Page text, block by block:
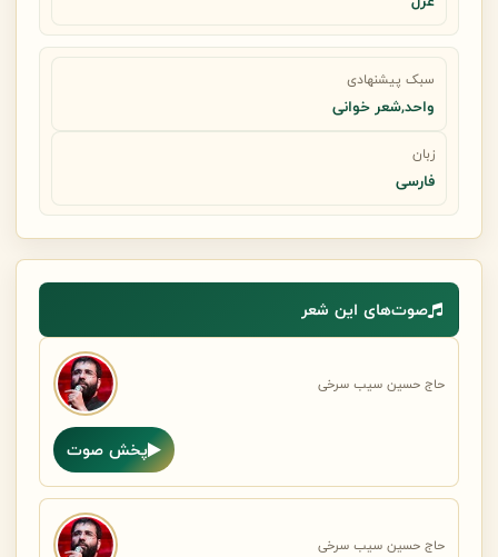
سبک پیشنهادی
واحد,شعر خوانی
زبان
فارسی
صوت‌های این شعر
حاج حسین سیب سرخی
پخش صوت
حاج حسین سیب سرخی